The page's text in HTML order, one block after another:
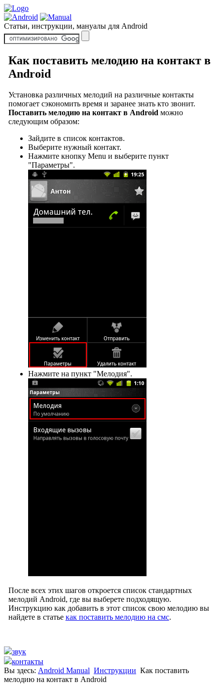
Статьи, инструкции, мануалы для Android
Как поставить мелодию на контакт в
Android
Установка различных мелодий на различные контакты
помогает сэкономить время и заранее знать кто звонит.
Поставить мелодию на контакт в Android можно
следующим образом:
Зайдите в список контактов.
Выберите нужный контакт.
Нажмите кнопку Menu и выберите пункт
"Параметры".
Нажмите на пункт "Мелодия".
После всех этих шагов откроется список стандартных
мелодий Android, где вы выберете подходящую.
Инструкцию как добавить в этот список свою мелодию вы
найдете в статье как поставить мелодию на смс.
звук
контакты
Вы здесь: Android Manual Инструкции Как поставить
мелодию на контакт в Android